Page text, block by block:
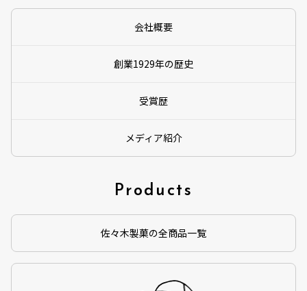
会社概要
創業1929年の歴史
受賞歴
メディア紹介
Products
佐々木製菓の全商品一覧